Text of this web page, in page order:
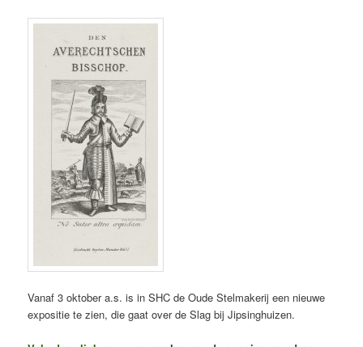
Vanaf 3 oktober a.s. is in SHC de Oude Stelmakerij een nieuwe
expositie te zien, die gaat over de Slag bij Jipsinghuizen.